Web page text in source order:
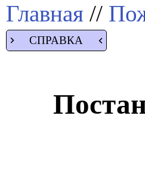
Главная //
СПРАВКА